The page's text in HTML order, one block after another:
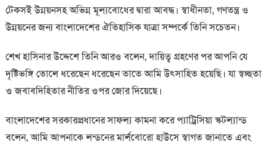
টেকসই উন্নয়নসহ অভিন্ন মূল্যবোধের দ্বারা আবদ্ধ। স্বাধীনতা, গণতন্ত্র ও
উন্নয়নের জন্য বাংলাদেশের ঐতিহাসিক যাত্রা সম্পর্কে তিনি সচেতন।
শেখ হাসিনার উদ্দেশে তিনি আরও বলেন, দায়িত্ব গ্রহণের পর আপনি যে
দৃষ্টিভঙ্গি তোলে ধরেছেন ধরেছেন তাতে আমি উৎসাহিত হয়েছি। যা স্বচ্ছতা
ও জবাবদিহিতার নীতির ওপর জোর দিয়েছে।
বাংলাদেশের সরকারপ্রধানের সাফল্য কামনা করে প্যাট্রিসিয়া স্কটল্যান্ড
বলেন, আমি আপনাকে লন্ডনের মার্লবোরো হাউসে স্বাগত জানাতে এবং